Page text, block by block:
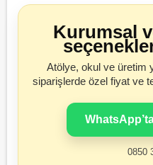
Kurumsal
Atölye, okul ve üretim
siparişlerde özel fiyat ve
0850